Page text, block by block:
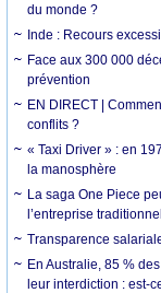
du monde ?
Inde : Recours
Face aux 300 000
prévention
EN DIRECT |
conflits ?
« Taxi Driver » : en
la manosphère
La saga One Piece
l’entreprise
Transparence
En Australie, 85 %
leur interdiction : est-